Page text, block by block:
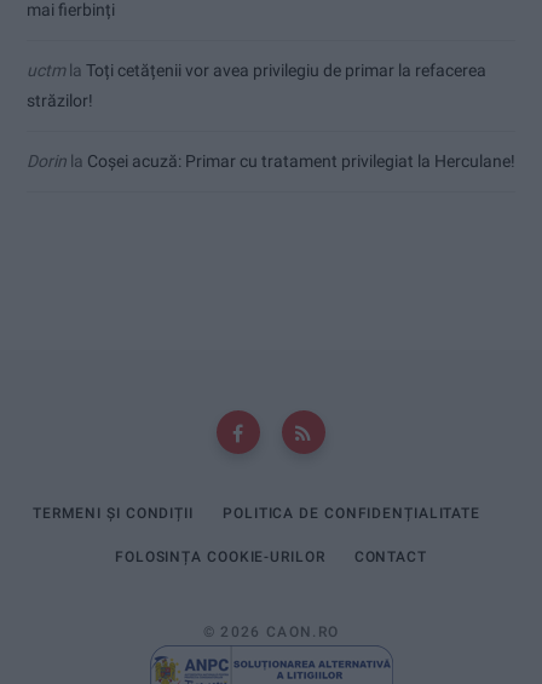
mai fierbinți
uctmla Toți cetățenii vor avea privilegiu de primar la refacerea
străzilor!
Dorin la Coșei acuză: Primar cu tratament privilegiat la Herculane!
TERMENI ȘI CONDIȚII POLITICA DE CONFIDENȚIALITATE
FOLOSINȚA COOKIE-URILOR CONTACT
© 2026 CAON.RO